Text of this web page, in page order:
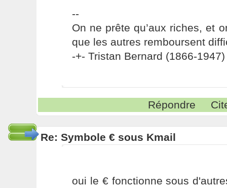
--
On ne prête qu’aux riches, et
que les autres remboursent
-+- Tristan Bernard (1866-1947)
Répondre
Re: Symbole € sous Kmail
oui le € fonctionne sous